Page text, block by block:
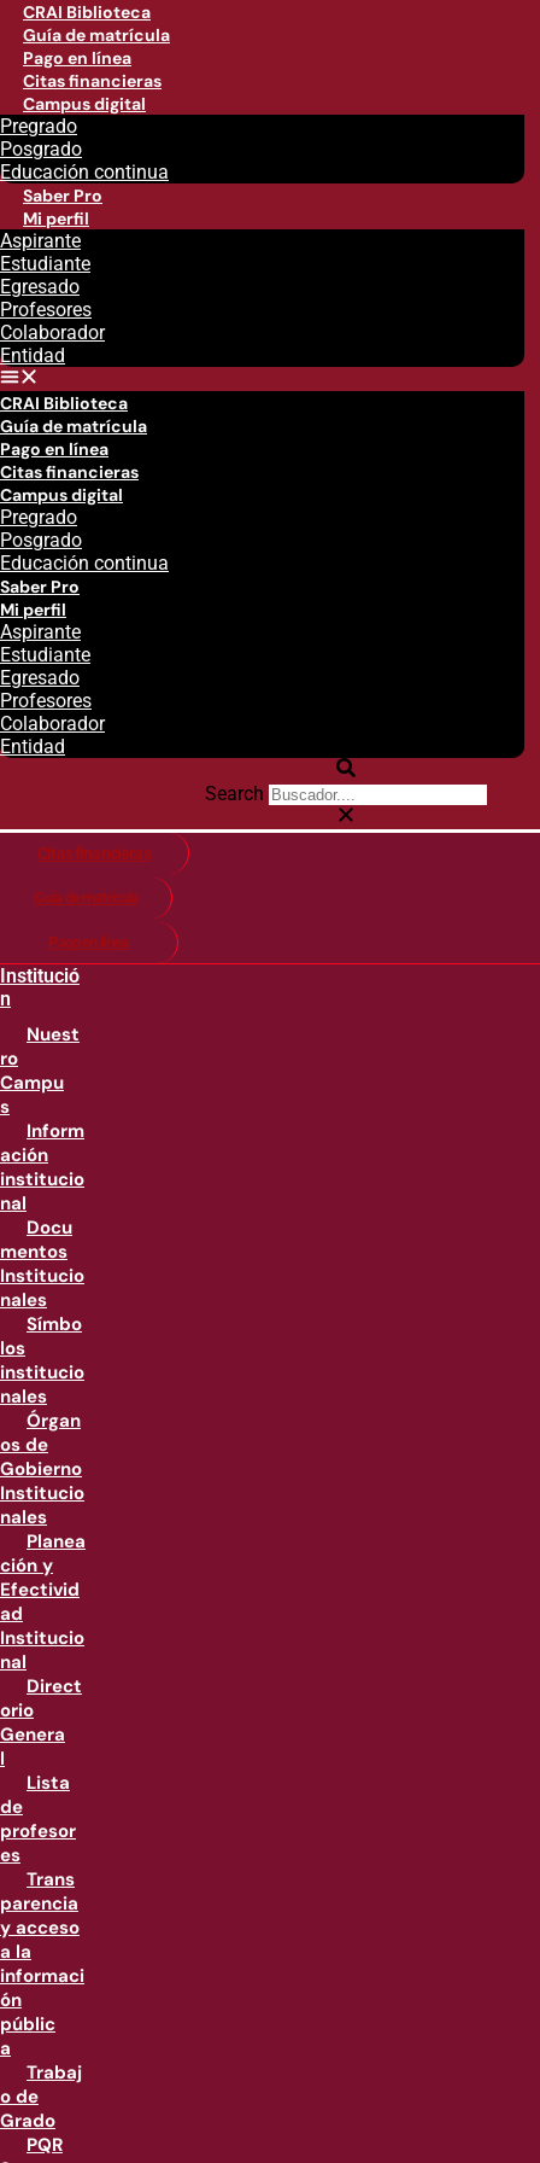
CRAI Biblioteca
Guía de matrícula
Pago en línea
Citas financieras
Campus digital
Pregrado
Posgrado
Educación continua
Saber Pro
Mi perfil
Aspirante
Estudiante
Egresado
Profesores
Colaborador
Entidad
CRAI Biblioteca
Guía de matrícula
Pago en línea
Citas financieras
Campus digital
Pregrado
Posgrado
Educación continua
Saber Pro
Mi perfil
Aspirante
Estudiante
Egresado
Profesores
Colaborador
Entidad
Search
Citas financieras
Guía de matricula
Pago en línea
Institució
n
Nuest
ro
Campu
s
Inform
ación
institucio
nal
Docu
mentos
Institucio
nales
Símbo
los
institucio
nales
Órgan
os de
Gobierno
Institucio
nales
Planea
ción y
Efectivid
ad
Institucio
nal
Direct
orio
Genera
l
Lista
de
profesor
es
Trans
parencia
y acceso
a la
informaci
ón
públic
a
Trabaj
o de
Grado
PQR